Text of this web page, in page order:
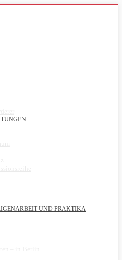
UND PRAKTIKA